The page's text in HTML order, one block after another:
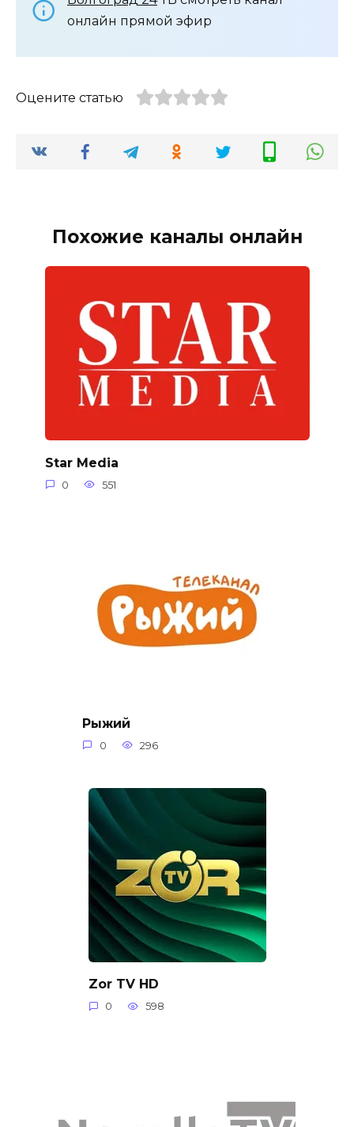
онлайн прямой эфир
Оцените статью
Похожие каналы онлайн
Star Media
0 551
Рыжий
0 296
Zor TV HD
0 598